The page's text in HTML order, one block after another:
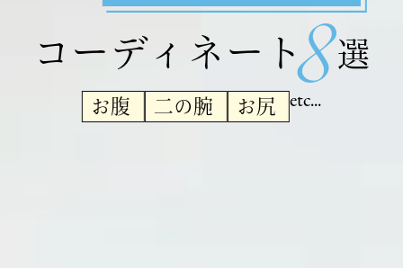
コーディネート8選
お腹 二の腕 お尻 etc...